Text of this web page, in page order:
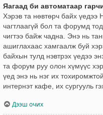
Яагаад би автоматаар
Хэрэв та нөвтөрч байх үедээ
чагтлаагүй бол та форумд
чигтээ байж чадна. Энэ нь
ашиглахаас хамгаалж буй
байхын тулд нэвтрэх үедээ
та форум руу олон хүмүүс
үед энэ нь нэг их
интернэт кафе, их сургууль
Дээш очих